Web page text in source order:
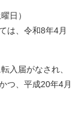
日）
和8年4月
入届がなされ、
つ、平成20年4月